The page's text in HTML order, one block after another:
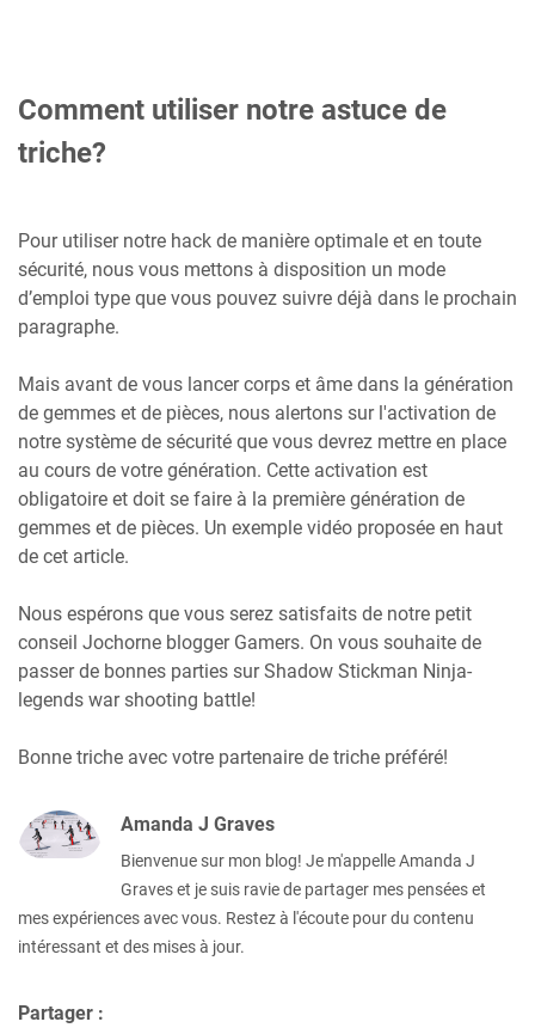
Comment utiliser notre astuce de
triche?
Pour utiliser notre hack de manière optimale et en toute
sécurité, nous vous mettons à disposition un mode
d’emploi type que vous pouvez suivre déjà dans le prochain
paragraphe.
Mais avant de vous lancer corps et âme dans la génération
de gemmes et de pièces, nous alertons sur l'activation de
notre système de sécurité que vous devrez mettre en place
au cours de votre génération. Cette activation est
obligatoire et doit se faire à la première génération de
gemmes et de pièces. Un exemple vidéo proposée en haut
de cet article.
Nous espérons que vous serez satisfaits de notre petit
conseil Jochorne blogger Gamers. On vous souhaite de
passer de bonnes parties sur Shadow Stickman Ninja-
legends war shooting battle!
Bonne triche avec votre partenaire de triche préféré!
Amanda J Graves
Bienvenue sur mon blog! Je m'appelle Amanda J
Graves et je suis ravie de partager mes pensées et
mes expériences avec vous. Restez à l'écoute pour du contenu
intéressant et des mises à jour.
Partager :